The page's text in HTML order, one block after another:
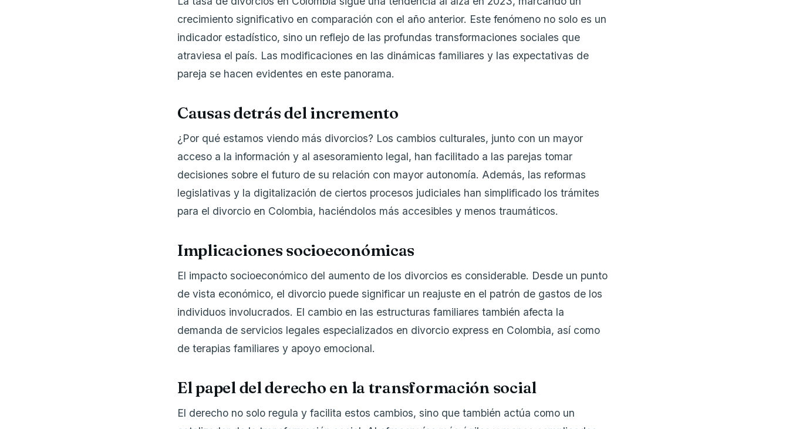
crecimiento significativo en comparación con el año anterior. Este fenómeno no solo es un
indicador estadístico, sino un reflejo de las profundas transformaciones sociales que
atraviesa el país. Las modificaciones en las dinámicas familiares y las expectativas de
pareja se hacen evidentes en este panorama.
Causas detrás del incremento
¿Por qué estamos viendo más divorcios? Los cambios culturales, junto con un mayor
acceso a la información y al asesoramiento legal, han facilitado a las parejas tomar
decisiones sobre el futuro de su relación con mayor autonomía. Además, las reformas
legislativas y la digitalización de ciertos procesos judiciales han simplificado los trámites
para el divorcio en Colombia, haciéndolos más accesibles y menos traumáticos.
Implicaciones socioeconómicas
El impacto socioeconómico del aumento de los divorcios es considerable. Desde un punto
de vista económico, el divorcio puede significar un reajuste en el patrón de gastos de los
individuos involucrados. El cambio en las estructuras familiares también afecta la
demanda de servicios legales especializados en divorcio express en Colombia, así como
de terapias familiares y apoyo emocional.
El papel del derecho en la transformación social
El derecho no solo regula y facilita estos cambios, sino que también actúa como un